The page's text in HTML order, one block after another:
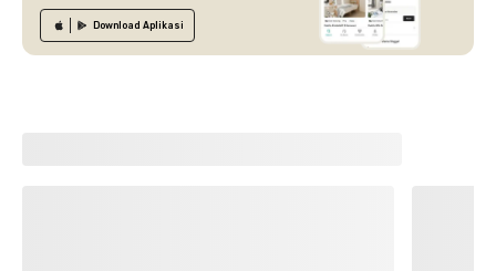
Download Aplikasi